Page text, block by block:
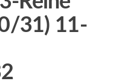
31) 11-